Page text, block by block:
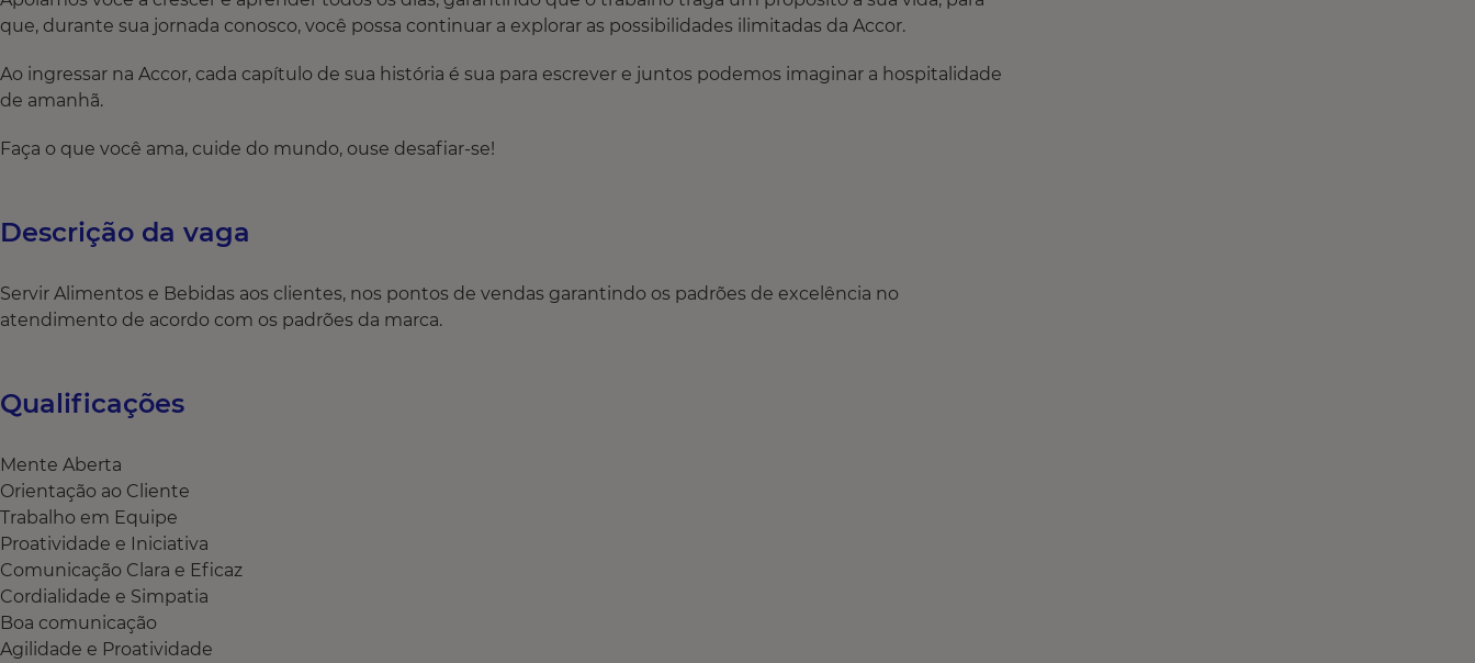
que, durante sua jornada conosco, você possa continuar a explorar as possibilidades ilimitadas da Accor.
Ao ingressar na Accor, cada capítulo de sua história é sua para escrever e juntos podemos imaginar a hospitalidade
de amanhã.
Faça o que você ama, cuide do mundo, ouse desafiar-se!
Descrição da vaga
Servir Alimentos e Bebidas aos clientes, nos pontos de vendas garantindo os padrões de excelência no
atendimento de acordo com os padrões da marca.
Qualificações
Mente Aberta
Orientação ao Cliente
Trabalho em Equipe
Proatividade e Iniciativa
Comunicação Clara e Eficaz
Cordialidade e Simpatia
Boa comunicação
Agilidade e Proatividade